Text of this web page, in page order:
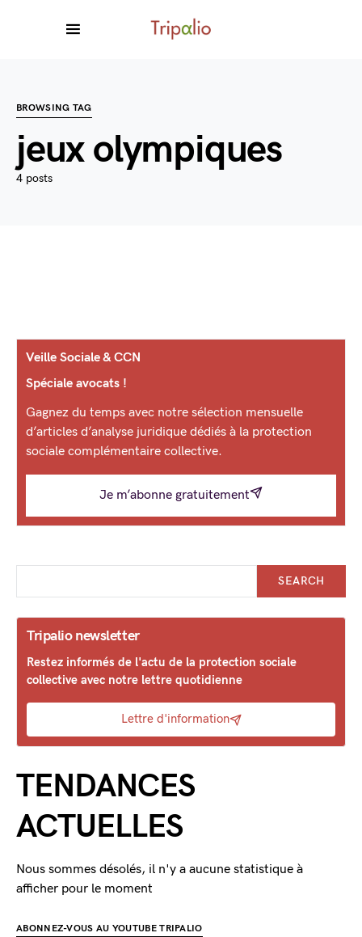
BROWSING TAG
jeux olympiques
4 posts
Veille Sociale & CCN
Spéciale avocats !
Gagnez du temps avec notre sélection mensuelle
d’articles d’analyse juridique dédiés à la protection
sociale complémentaire collective.
Je m’abonne gratuitement
SEARCH
Tripalio newsletter
Restez informés de l'actu de la protection sociale
collective avec notre lettre quotidienne
Lettre d'information
TENDANCES
ACTUELLES
Nous sommes désolés, il n'y a aucune statistique à
afficher pour le moment
ABONNEZ-VOUS AU YOUTUBE TRIPALIO